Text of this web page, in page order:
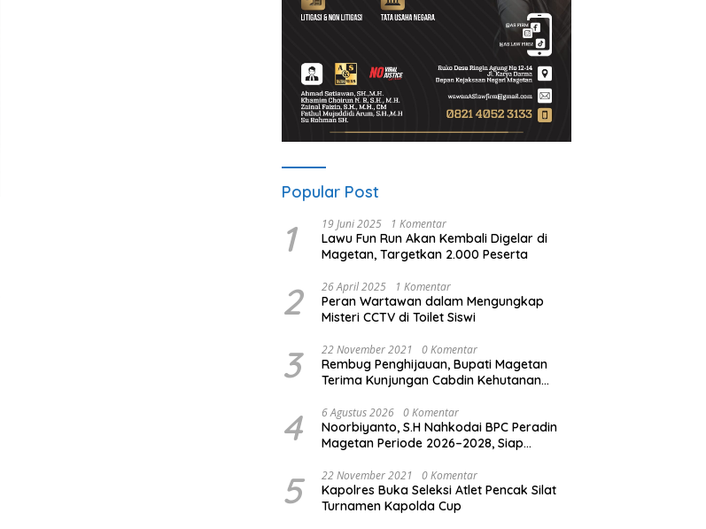
Popular Post
1 19 Juni 2025 1 Komentar
Lawu Fun Run Akan Kembali Digelar di
Magetan, Targetkan 2.000 Peserta
2 26 April 2025 1 Komentar
Peran Wartawan dalam Mengungkap
Misteri CCTV di Toilet Siswi
3 22 November 2021 0 Komentar
Rembug Penghijauan, Bupati Magetan
Terima Kunjungan Cabdin Kehutanan
4 6 Agustus 2026 0 Komentar
Noorbiyanto, S.H Nahkodai BPC Peradin
Magetan Periode 2026–2028, Siap
5 22 November 2021 0 Komentar
Kapolres Buka Seleksi Atlet Pencak Silat
Turnamen Kapolda Cup